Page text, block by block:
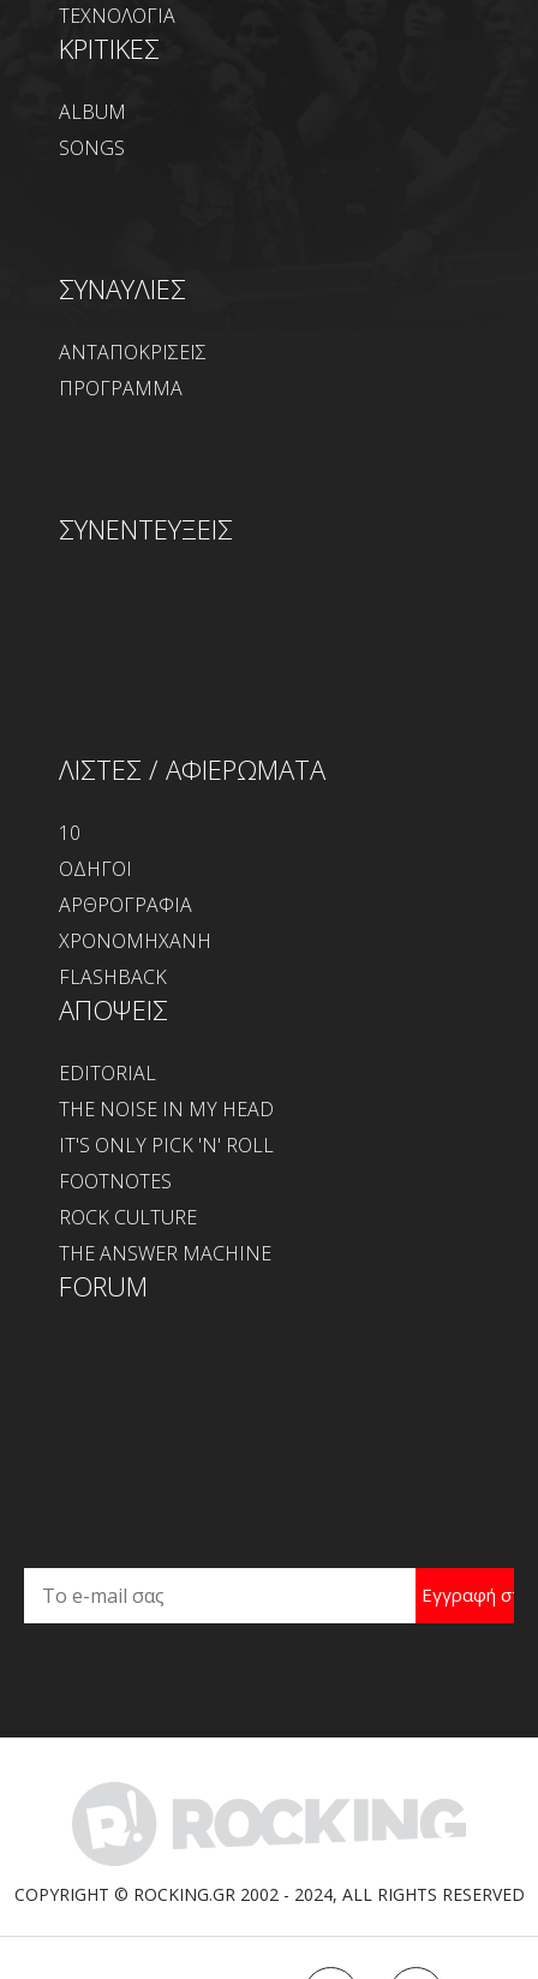
ΤΕΧΝΟΛΟΓΙΑ
ΚΡΙΤΙΚΕΣ
ALBUM
SONGS
ΣΥΝΑΥΛΙΕΣ
ΑΝΤΑΠΟΚΡΙΣΕΙΣ
ΠΡΟΓΡΑΜΜΑ
ΣΥΝΕΝΤΕΥΞΕΙΣ
ΛΙΣΤΕΣ / ΑΦΙΕΡΩΜΑΤΑ
10
ΟΔΗΓΟΙ
ΑΡΘΡΟΓΡΑΦΙΑ
ΧΡΟΝΟΜΗΧΑΝΗ
FLASHBACK
ΑΠΟΨΕΙΣ
EDITORIAL
THE NOISE IN MY HEAD
IT'S ONLY PICK 'N' ROLL
FOOTNOTES
ROCK CULTURE
THE ANSWER MACHINE
FORUM
COPYRIGHT © ROCKING.GR 2002 - 2024, ALL RIGHTS RESERVED